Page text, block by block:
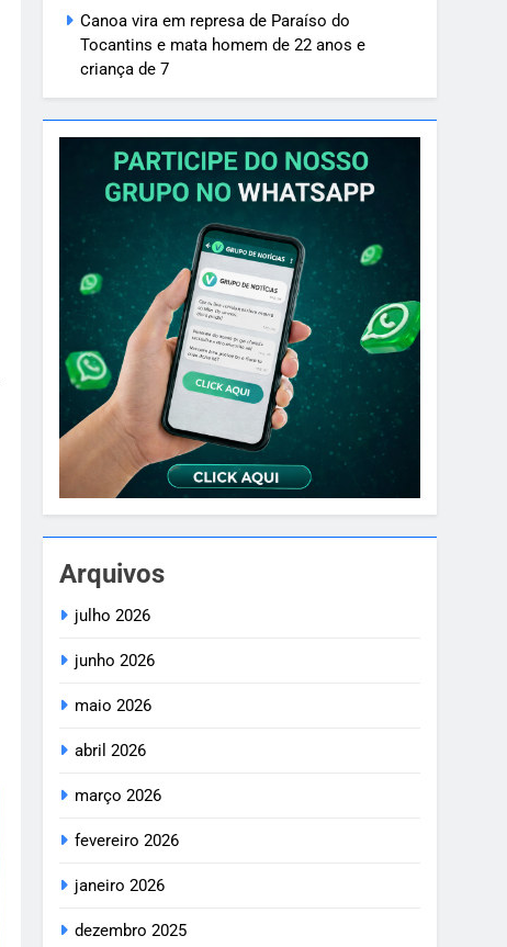
Canoa vira em represa de Paraíso do
Tocantins e mata homem de 22 anos e
criança de 7
Arquivos
julho 2026
junho 2026
maio 2026
abril 2026
março 2026
fevereiro 2026
janeiro 2026
dezembro 2025